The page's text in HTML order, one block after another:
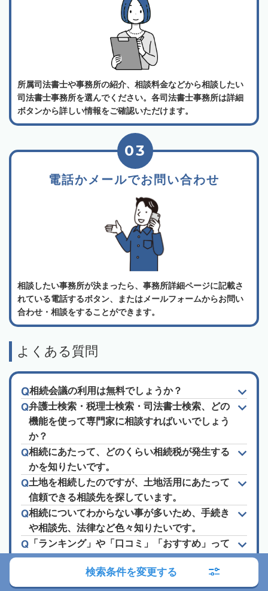
所属司法書士や事務所の紹介、相談料金などから相談したい
司法書士事務所を選んでください。各司法書士事務所は詳細
ボタンから詳しい情報をご確認いただけます。
電話かメールでお問い合わせ
03
相談したい事務所が決まったら、事務所詳細ページに記載さ
れている電話するボタン、またはメールフォームからお問い
合わせ・相談をすることができます。
よくある質問
相続会議の利用は無料でしょうか？
弁護士検索・税理士検索・司法書士検索、どの
機能を使って専門家に相談すればいいでしょう
か？
相続にあたって、どのくらい相続税が発生する
かを知りたいです。
土地を相続したのですが、土地活用にあたって
信頼できる相談先を探しています。
相続についてわからない事が多いため、手続き
や相談先、法律など色々知りたいです。
「ランキング」や「口コミ」「おすすめ」って
信頼できるの？
検索条件を変更する